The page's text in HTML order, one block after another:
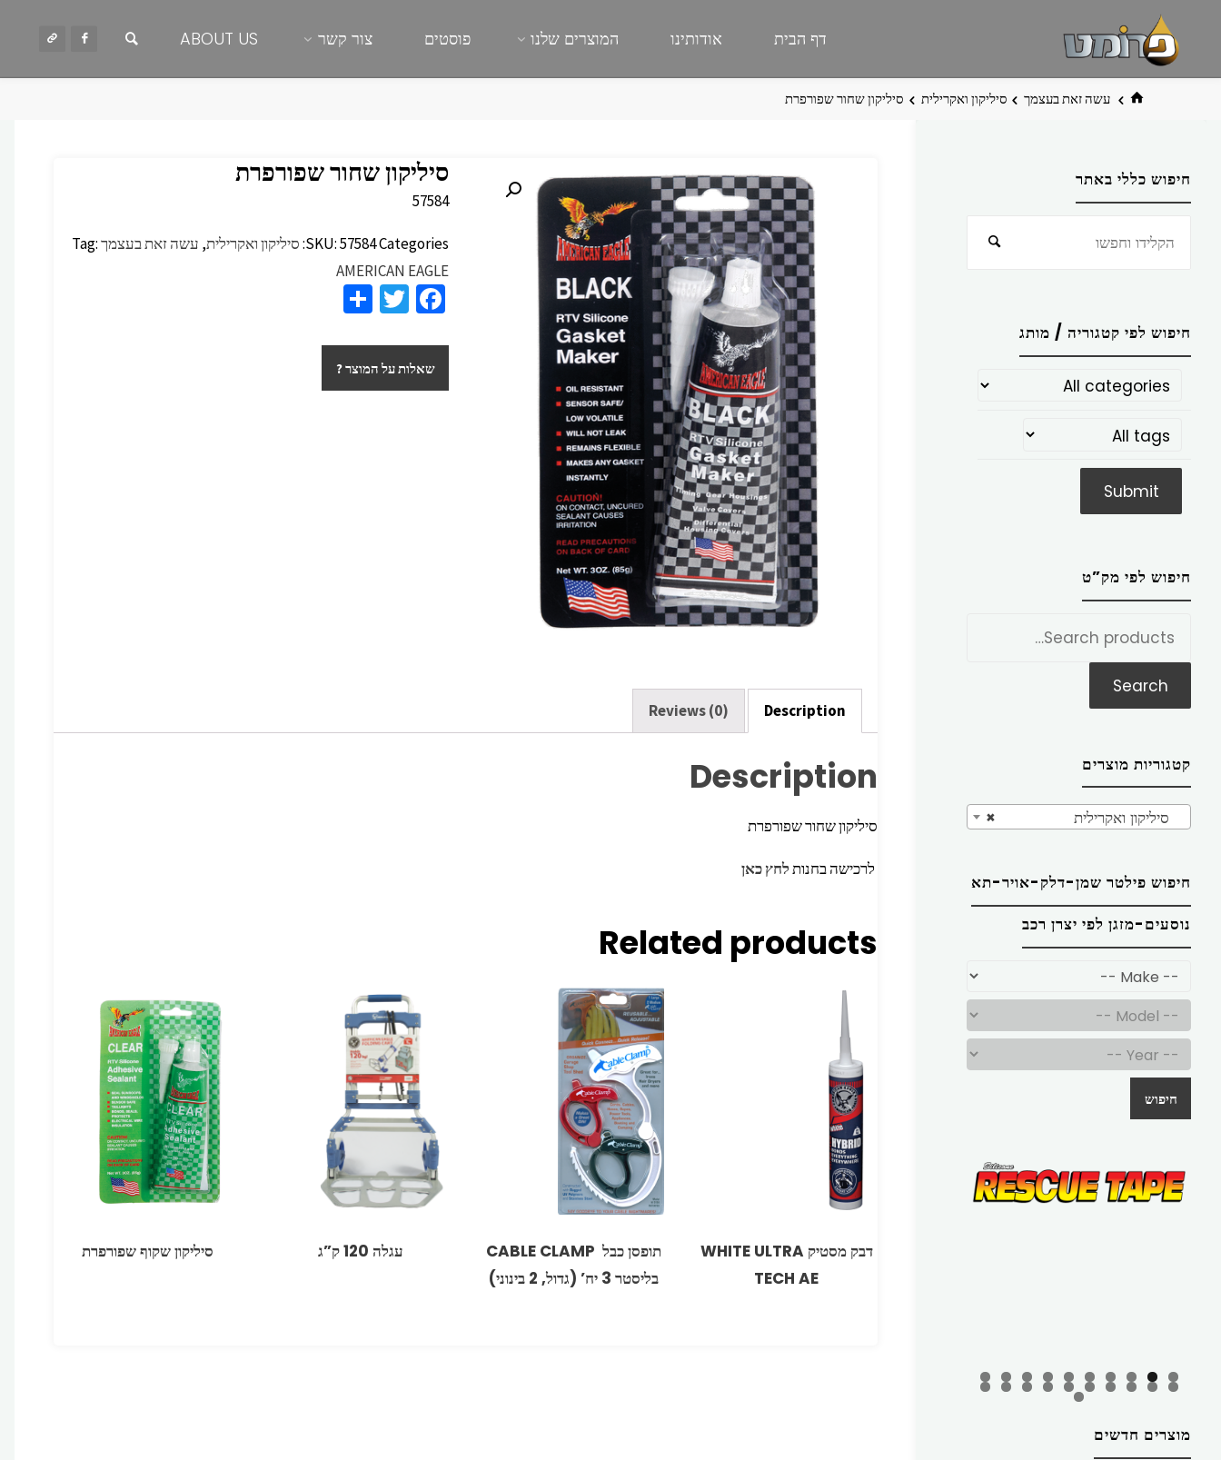
דף הבית אודותינו המוצרים שלנו פוסטים צור קשר ABOUT US
בית עשה זאת בעצמך סיליקון ואקרילית סיליקון שחור שפורפרת
סיליקון שחור שפורפרת
57584
SKU:57584Categories: סיליקון ואקרילית, עשה זאת בעצמךTag:
AMERICAN EAGLE
Fa
b
o
T
tt
er
ar
eשאלות על המוצר ?
Description
Reviews (0)
Description
סיליקון שחור שפורפרת
לרכישה בחנותלחץ כאן
Related products
דבק מסטיק WHITE ULTRA
TECH AE
‏תופסן כבל ‏‏ ‏CABLE CLAMP
בליסטר 3 יח’ ‏(גדול, 2 בינוני‏)
עגלה 120 ק”ג סיליקון שקוף שפורפרת
חיפוש כללי באתר
חיפוש
חיפוש לפי קטגוריה / מותג
חיפוש לפי מק”ט
Search
קטגוריות מוצרים
× סיליקון ואקרילית
חיפוש פילטר שמן-דלק-אויר-תא
נוסעים-מזגן לפי יצרן רכב
חיפוש
מוצרים חדשים